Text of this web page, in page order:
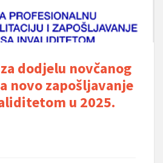
za dodjelu novčanog
novo zapošljavanje
u 2025.